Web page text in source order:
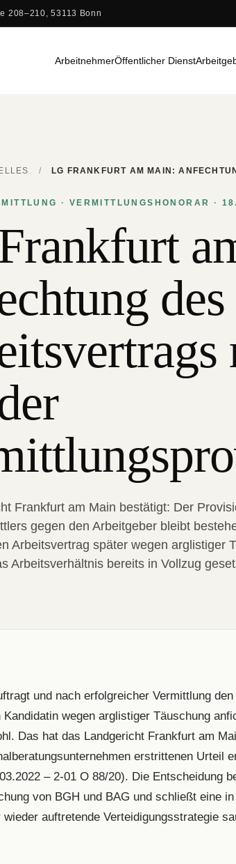
208–210, 53113 Bonn
ArbeitnehmerÖffentlicher Dienst
/ LG FRANKFURT AM MAIN:
· VERMITTLUNGSHONORAR ·
des
Frankfurt am Main bestätigt: Der
gegen den Arbeitgeber bleibt
Arbeitsvertrag später wegen arglistiger
Arbeitsverhältnis bereits in Vollzug
und nach erfolgreicher Vermittlung den
wegen arglistiger Täuschung
Das hat das Landgericht Frankfurt am
erstrittenen Urteil
– 2-01 O 88/20). Die Entscheidung
von BGH und BAG und schließt eine
auftretende Verteidigungsstrategie